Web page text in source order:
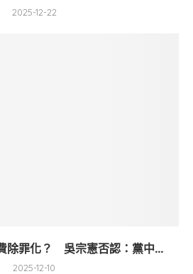
2025-12-22
除罪化？ 吳宗憲否認：黨中...
2025-12-10